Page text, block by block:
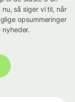
så siger vi til, når
opsummeringer